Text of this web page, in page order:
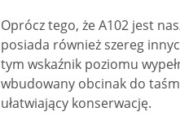
Oprócz tego, że A102 jest
posiada również szereg
tym wskaźnik poziomu
wbudowany obcinak do
ułatwiający konserwację.